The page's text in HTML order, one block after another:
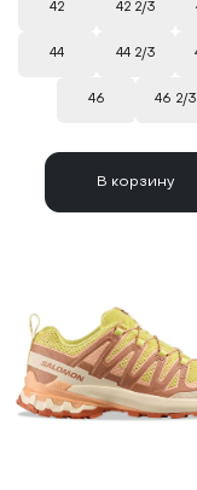
42 42 2/3
44 44 2/3
46 46 2/3
В корзину